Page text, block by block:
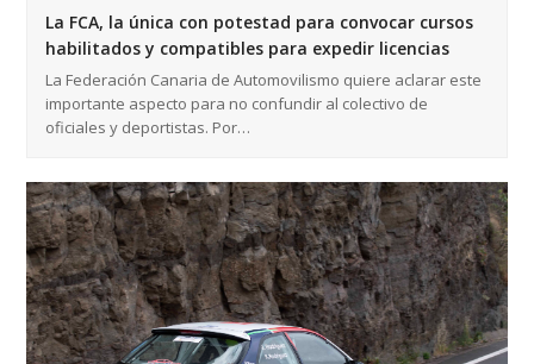
La FCA, la única con potestad para convocar cursos
habilitados y compatibles para expedir licencias
La Federación Canaria de Automovilismo quiere aclarar este
importante aspecto para no confundir al colectivo de
oficiales y deportistas. Por…